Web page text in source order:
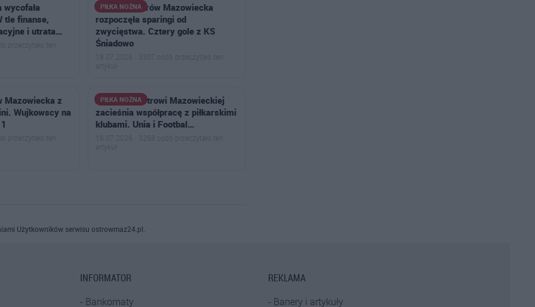
wycofała
tle finanse,
i utrata…
przeczytało ten
PIŁKA NOŻNA
Ostrovia Ostrów Mazowiecka
rozpoczęła sparingi od
zwycięstwa. Cztery gole z KS
Śniadowo
18.07.2026 · 3307 osób przeczytało ten
artykuł
Mazowiecka z
Wujkowscy na
przeczytało ten
PIŁKA NOŻNA
ZS nr 1 w Ostrowi Mazowieckiej
zacieśnia współpracę z piłkarskimi
klubami. Unia i Footbal…
16.07.2026 · 3268 osób przeczytało ten
artykuł
Użytkowników serwisu ostrowmaz24.pl.
INFORMATOR
Bankomaty
REKLAMA
Banery i artykuły